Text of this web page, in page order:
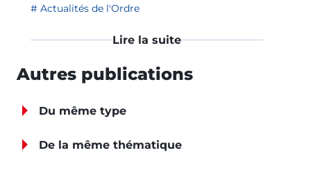
Actualités de l'Ordre
Lire la suite
Autres publications
Du même type
De la même thématique